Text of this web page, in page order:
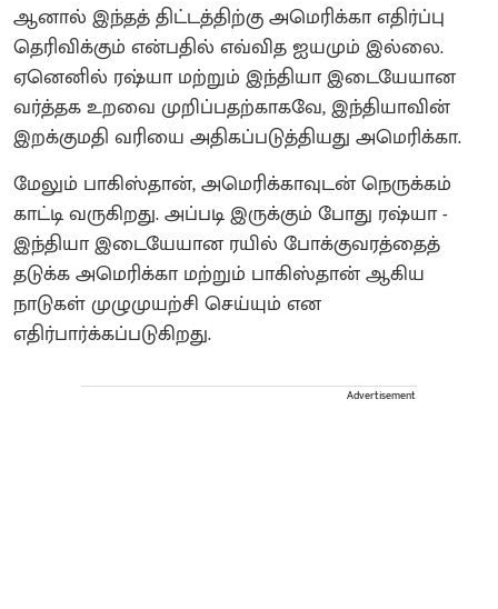
ஆனால் இந்தத் திட்டத்திற்கு அமெரிக்கா எதிர்ப்பு
தெரிவிக்கும் என்பதில் எவ்வித ஐயமும் இல்லை.
ஏனெனில் ரஷ்யா மற்றும் இந்தியா இடையேயான
வர்த்தக உறவை முறிப்பதற்காகவே, இந்தியாவின்
இறக்குமதி வரியை அதிகப்படுத்தியது அமெரிக்கா.
மேலும் பாகிஸ்தான், அமெரிக்காவுடன் நெருக்கம்
காட்டி வருகிறது. அப்படி இருக்கும் போது ரஷ்யா -
இந்தியா இடையேயான ரயில் போக்குவரத்தைத்
தடுக்க அமெரிக்கா மற்றும் பாகிஸ்தான் ஆகிய
நாடுகள் முழுமுயற்சி செய்யும் என
எதிர்பார்க்கப்படுகிறது.
Advertisement